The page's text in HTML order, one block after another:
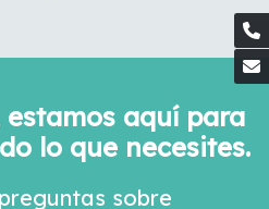
estamos aquí para
lo que necesites.
sobre